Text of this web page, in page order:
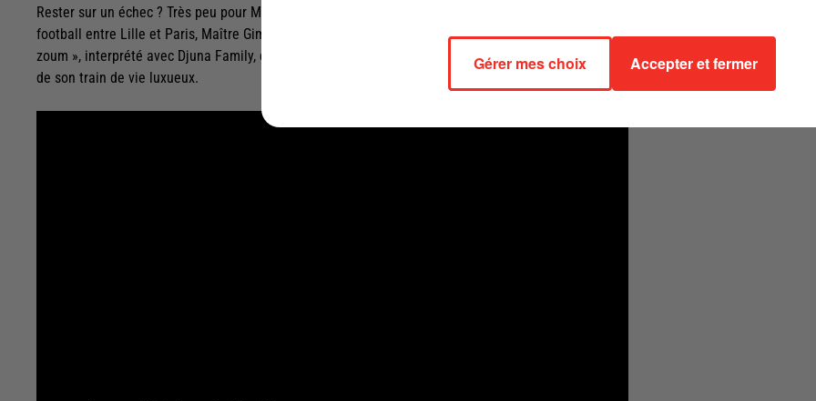
Rester sur un échec ? Très peu pour Maître Gims. Après sa prestation plutôt sifflée par les supporters et spectateurs lors du match
football entre Lille et Paris, Maître Gims passe la vitesse supérieure. Le leader de la Sexion d'Assaut vient de sortir le titre « Zoum
zoum », interprété avec Djuna Family, dans lequel il raconte l'histoire d'une superbe femme, accostant le chanteur pour mieux
de son train de vie luxueux.
Gérer mes choix Accepter et fermer